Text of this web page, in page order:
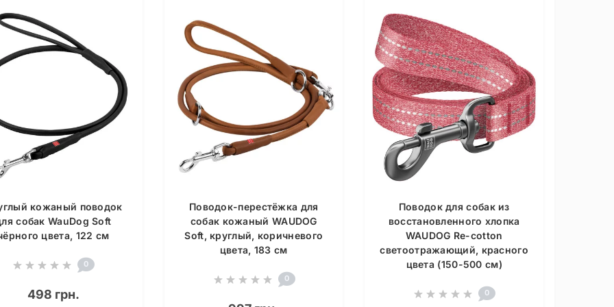
кожаный поводок
собак WauDog Soft
цвета, 122 см
0
498 грн.
Поводок-перестёжка для
собак кожаный WAUDOG
Soft, круглый, коричневого
цвета, 183 см
0
Поводок для собак из
восстановленного хлопка
WAUDOG Re-cotton
светоотражающий, красного
цвета (150-500 см)
0